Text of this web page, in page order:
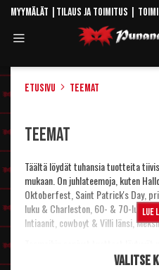
Myymälät Tilaus ja toimitus |
Etusivu Teemat
Teemat
Täältä löydät tuhansia tuotteita
mukaan. On juhlateemoja, kuten
Oktoberfest, Saint Patrick's Day,
luku & Charleston, 60- & 70-luku,
Intiaanit, cowboyt & Villi länsi,
Lue
Valitse